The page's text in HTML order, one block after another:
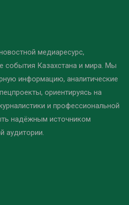
медиаресурс,
Казахстана и мира. Мы
информацию, аналитические
ориентируясь на
и профессиональной
надёжным источником
аудитории.